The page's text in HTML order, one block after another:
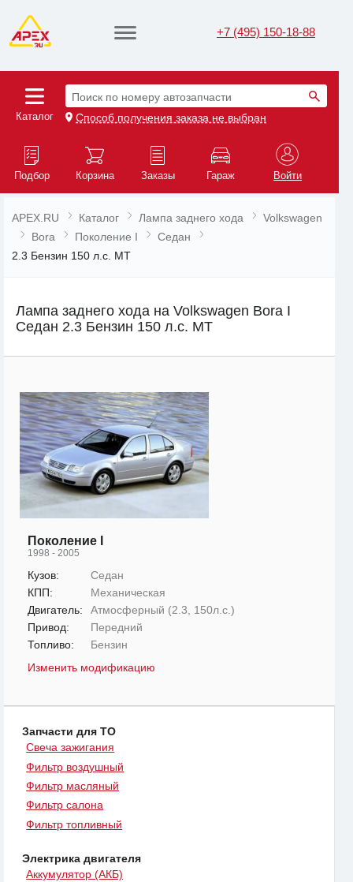
+7 (495) 150-18-88
Каталог
Поиск по номеру автозапчасти
Способ получения заказа не выбран
Подбор Корзина Заказы Гараж Войти
APEX.RU Каталог Лампа заднего хода
Volkswagen
Bora
Поколение I
Седан
2.3 Бензин 150 л.с. MT
Лампа заднего хода на Volkswagen Bora I
Седан 2.3 Бензин 150 л.с. MT
Поколение I
1998 - 2005
Кузов:
Седан
КПП:
Механическая
Двигатель:
Атмосферный (2.3, 150л.с.)
Привод:
Передний
Топливо:
Бензин
Изменить модификацию
Запчасти для ТО
Свеча зажигания
Фильтр воздушный
Фильтр масляный
Фильтр салона
Фильтр топливный
Электрика двигателя
Аккумулятор (АКБ)